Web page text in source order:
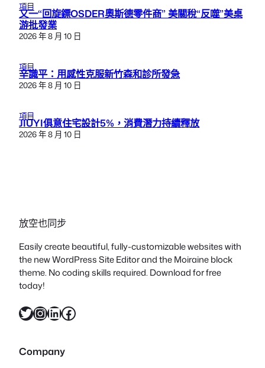
項目
又一“回旋鏢OSDER奧斯德零件商” 美關稅“反噬”美桌
游批發業
2026 年 8 月 10 日
項目
辛識平：用感性克服新竹森和診所發急
2026 年 8 月 10 日
項目
JIUYI俱意住宅設計5%，消費潛力持續釋放
2026 年 8 月 10 日
放空也同步
Easily create beautiful, fully-customizable websites with
the new WordPress Site Editor and the Moiraine block
theme. No coding skills required. Download for free
today!
X InstagramLinkedIn Facebook
Company